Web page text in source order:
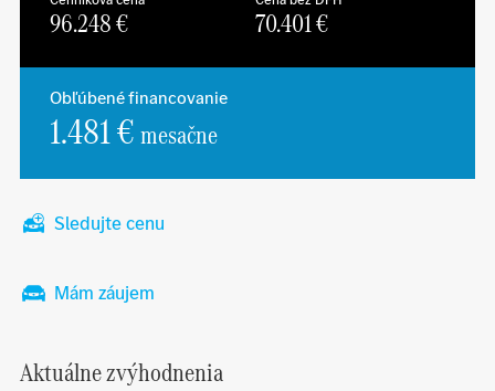
96.248€ 70.401€
Obľúbené financovanie
1.481 €mesačne
Sledujte cenu
Mám záujem
Aktuálne zvýhodnenia